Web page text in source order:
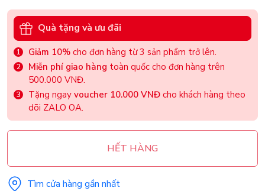
Quà tặng và ưu đãi
Giảm 10% cho đơn hàng từ 3 sản phẩm trở lên.
Miễn phí giao hàng toàn quốc cho đơn hàng trên
500.000 VNĐ.
Tặng ngay voucher 10.000 VNĐ cho khách hàng theo
dõi ZALO OA.
HẾT HÀNG
Tìm cửa hàng gần nhất